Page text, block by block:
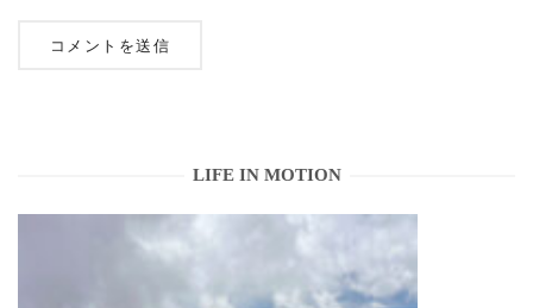
LIFE IN MOTION